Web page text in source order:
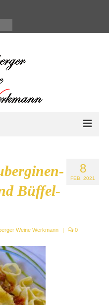
8
FEB. 2021
Büffel-
Weine Werkmann | 0